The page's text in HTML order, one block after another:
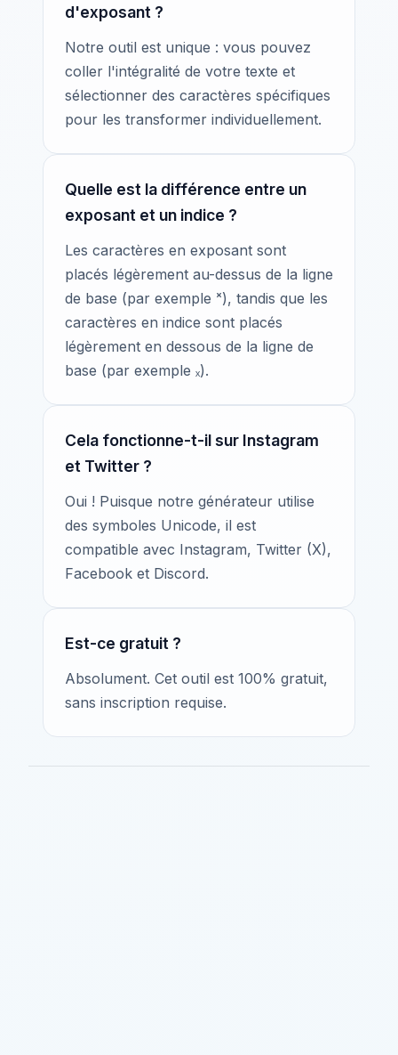
d'exposant ?
Notre outil est unique : vous pouvez
coller l'intégralité de votre texte et
sélectionner des caractères spécifiques
pour les transformer individuellement.
Quelle est la différence entre un
exposant et un indice ?
Les caractères en exposant sont
placés légèrement au-dessus de la ligne
de base (par exemple ˣ), tandis que les
caractères en indice sont placés
légèrement en dessous de la ligne de
base (par exemple ₓ).
Cela fonctionne-t-il sur Instagram
et Twitter ?
Oui ! Puisque notre générateur utilise
des symboles Unicode, il est
compatible avec Instagram, Twitter (X),
Facebook et Discord.
Est-ce gratuit ?
Absolument. Cet outil est 100% gratuit,
sans inscription requise.